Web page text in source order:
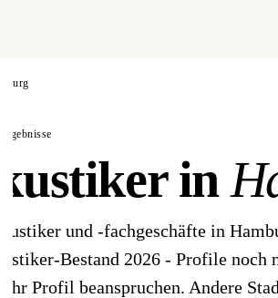
ergebnisse
in
und -fachgeschäfte in
Bestand 2026 - Profile noch
ihr Profil beanspruchen. Andere